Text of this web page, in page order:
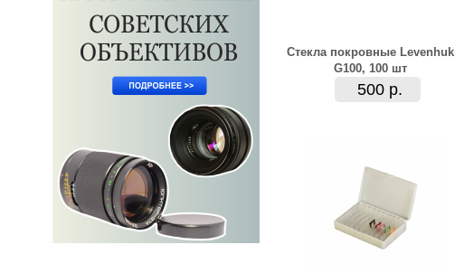
Стекла покровные Levenhuk
G100, 100 шт
500 р.